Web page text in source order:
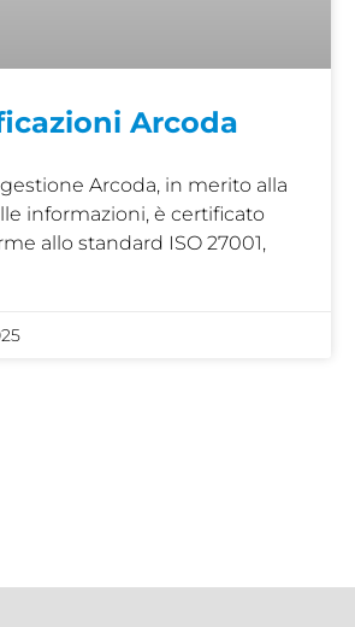
Arcoda
Arcoda, in merito alla
informazioni, è certificato
allo standard ISO 27001,